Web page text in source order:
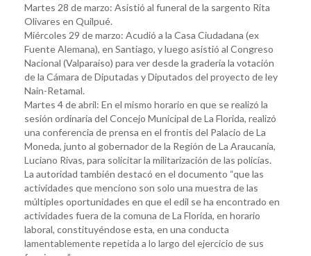
Martes 28 de marzo: Asistió al funeral de la sargento Rita
Olivares en Quilpué.
Miércoles 29 de marzo: Acudió a la Casa Ciudadana (ex
Fuente Alemana), en Santiago, y luego asistió al Congreso
Nacional (Valparaíso) para ver desde la gradería la votación
de la Cámara de Diputadas y Diputados del proyecto de ley
Nain-Retamal.
Martes 4 de abril: En el mismo horario en que se realizó la
sesión ordinaria del Concejo Municipal de La Florida, realizó
una conferencia de prensa en el frontis del Palacio de La
Moneda, junto al gobernador de la Región de La Araucanía,
Luciano Rivas, para solicitar la militarización de las policías.
La autoridad también destacó en el documento “que las
actividades que menciono son solo una muestra de las
múltiples oportunidades en que el edil se ha encontrado en
actividades fuera de la comuna de La Florida, en horario
laboral, constituyéndose esta, en una conducta
lamentablemente repetida a lo largo del ejercicio de sus